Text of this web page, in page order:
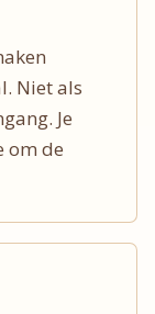
Niet als
Je
om de